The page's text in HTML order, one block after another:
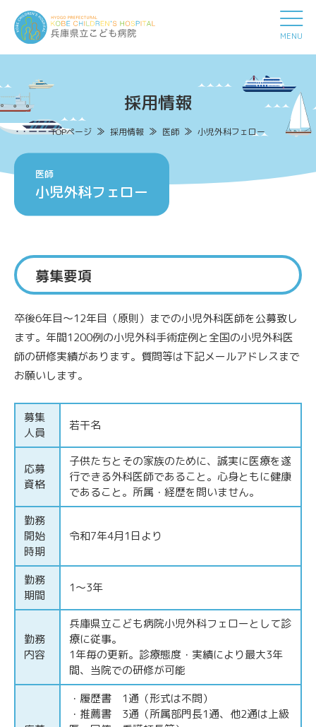
MENU
採用情報
医師
小児外科フェロー
TOPページ 採用情報 医師 小児外科フェロー
募集要項
卒後6年目～12年目（原則）までの小児外科医師を公募致し
ます。年間1200例の小児外科手術症例と全国の小児外科医
師の研修実績があります。質問等は下記メールアドレスまで
お願いします。
募集
人員
若干名
応募
資格
子供たちとその家族のために、誠実に医療を遂
行できる外科医師であること。心身ともに健康
であること。所属・経歴を問いません。
勤務
開始
時期
令和7年4月1日より
勤務
期間
1～3年
勤務
内容
兵庫県立こども病院小児外科フェローとして診
療に従事。
1年毎の更新。診療態度・実績により最大3年
間、当院での研修が可能
・履歴書 1通（形式は不問）
・推薦書 3通（所属部門長1通、他2通は上級